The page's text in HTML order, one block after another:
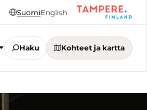
SuomiEnglish
Haku Kohteet ja kartta